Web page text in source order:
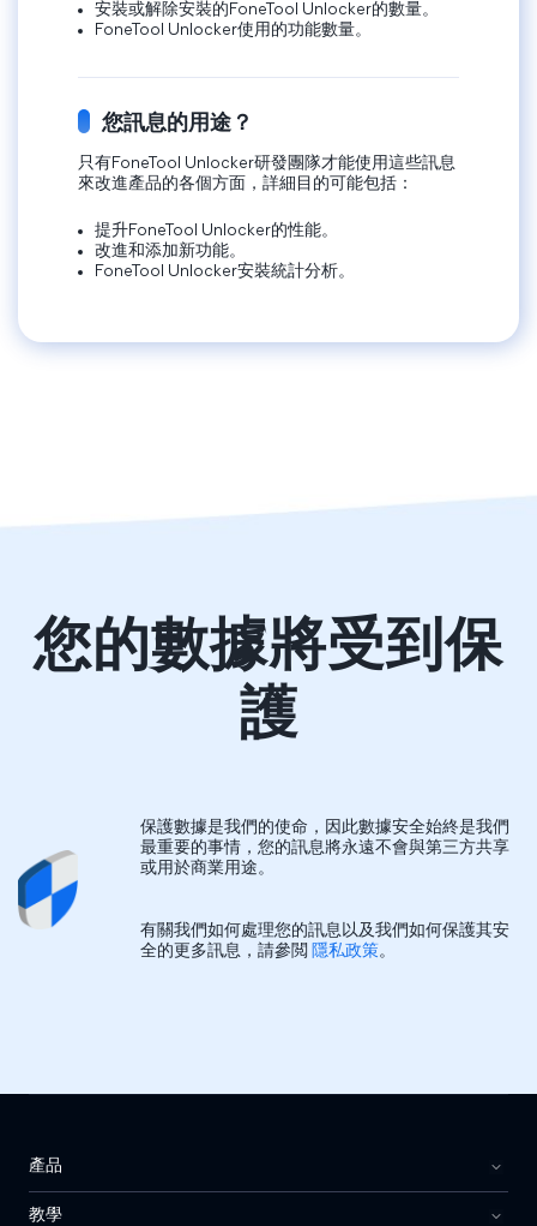
安裝或解除安裝的FoneTool Unlocker的數量。
FoneTool Unlocker使用的功能數量。
您訊息的用途？
只有FoneTool Unlocker研發團隊才能使用這些訊息
來改進產品的各個方面，詳細目的可能包括：
提升FoneTool Unlocker的性能。
改進和添加新功能。
FoneTool Unlocker安裝統計分析。
您的數據將受到保
護
保護數據是我們的使命，因此數據安全始終是我們
最重要的事情，您的訊息將永遠不會與第三方共享
或用於商業用途。
有關我們如何處理您的訊息以及我們如何保護其安
全的更多訊息，請參閲 隱私政策。
產品
教學